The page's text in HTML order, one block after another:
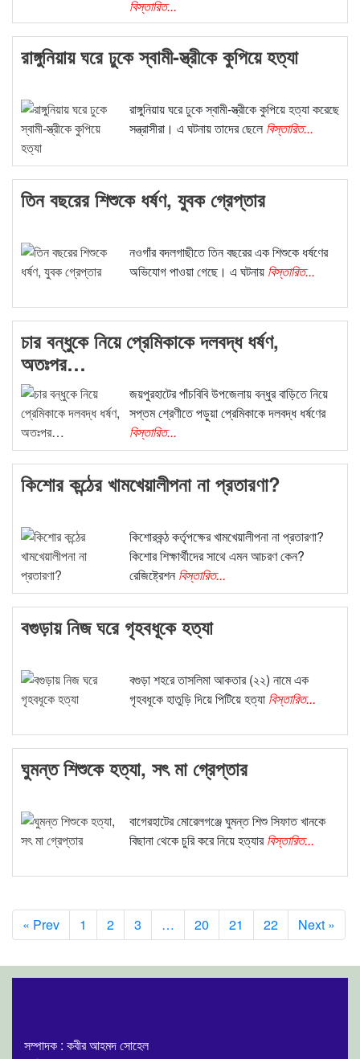
বিস্তারিত...
রাঙ্গুনিয়ায় ঘরে ঢুকে স্বামী-স্ত্রীকে কুপিয়ে হত্যা
রাঙ্গুনিয়ায় ঘরে ঢুকে স্বামী-স্ত্রীকে কুপিয়ে হত্যা করেছে
সন্ত্রাসীরা। এ ঘটনায় তাদের ছেলে বিস্তারিত...
তিন বছরের শিশুকে ধর্ষণ, যুবক গ্রেপ্তার
নওগাঁর বদলগাছীতে তিন বছরের এক শিশুকে ধর্ষণের
অভিযোগ পাওয়া গেছে। এ ঘটনায় বিস্তারিত...
চার বন্ধুকে নিয়ে প্রেমিকাকে দলবদ্ধ ধর্ষণ,
অতঃপর…
জয়পুরহাটের পাঁচবিবি উপজেলায় বন্ধুর বাড়িতে নিয়ে
সপ্তম শ্রেণীতে পড়ুয়া প্রেমিকাকে দলবদ্ধ ধর্ষণের
বিস্তারিত...
কিশোর কন্ঠের খামখেয়ালীপনা না প্রতারণা?
কিশোরকন্ঠ কর্তৃপক্ষের খামখেয়ালীপনা না প্রতারণা?
কিশোর শিক্ষার্থীদের সাথে এমন আচরণ কেন?
রেজিষ্ট্রেশন বিস্তারিত...
বগুড়ায় নিজ ঘরে গৃহবধূকে হত্যা
বগুড়া শহরে তাসলিমা আকতার (২২) নামে এক
গৃহবধূকে হাতুড়ি দিয়ে পিটিয়ে হত্যা বিস্তারিত...
ঘুমন্ত শিশুকে হত্যা, সৎ মা গ্রেপ্তার
বাগেরহাটের মোরেলগঞ্জে ঘুমন্ত শিশু সিফাত খানকে
বিছানা থেকে চুরি করে নিয়ে হত্যারবিস্তারিত...
« Prev 1 2 3 … 20 21 22 Next »
সম্পাদক : কবীর আহমদ সোহেল